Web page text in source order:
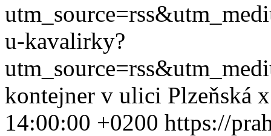
u-kavalirky?
kontejner v ulici Plzeňská
14:00:00 +0200 https://